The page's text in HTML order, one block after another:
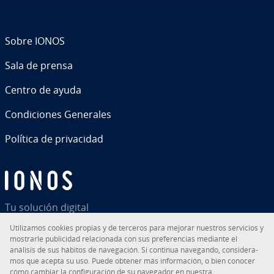
Tu solución digital
Sobre IONOS
Sala de prensa
Centro de ayuda
Co­n­di­cio­nes Generales
Política de pri­va­ci­dad
RSS LinkedIntiktok InstagramFacebookYouTube
Uti­li­za­mos cookies propias y de terceros para mejorar nuestros servicios y
mostrarle pu­bli­ci­dad re­la­cio­na­da con sus pre­fe­re­n­cias mediante el
análisis de sus hábitos de na­ve­ga­ción. Si continua navegando, co­n­si­de­ra­
mos que acepta su uso. Puede obtener más in­fo­r­ma­ción, o bien conocer
cómo cambiar la co­n­fi­gu­ra­ción de su navegador en nuestra.